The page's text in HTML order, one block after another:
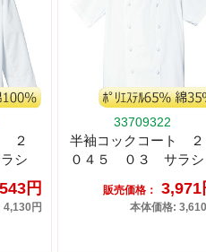
２
シ
円
4,130円
33709322
半袖コックコート ２
０４５ ０３ サラシ
販売価格： 3,971
本体価格: